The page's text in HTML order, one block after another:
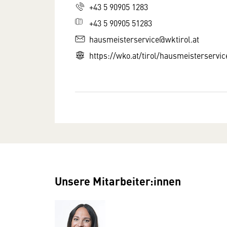
+43 5 90905 1283
+43 5 90905 51283
hausmeisterservice@wktirol.at
https://wko.at/tirol/
Unsere Mitarbeiter:innen